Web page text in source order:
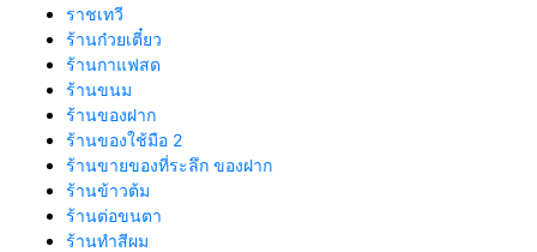
ราชเทวี
ร้านก๋วยเตี๋ยว
ร้านกาแฟสด
ร้านขนม
ร้านของฝาก
ร้านของใช้มือ 2
ร้านขายของที่ระลึก ของฝาก
ร้านข้าวต้ม
ร้านต่อขนตา
ร้านทำสีผม